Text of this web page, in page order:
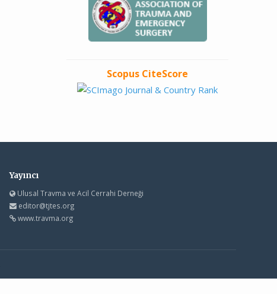
Scopus CiteScore
Yayıncı
Ulusal Travma ve Acil Cerrahi Derneği
editor@tjtes.org
www.travma.org